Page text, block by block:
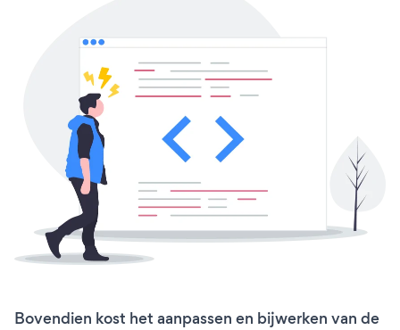
Bovendien kost het aanpassen en bijwerken van de